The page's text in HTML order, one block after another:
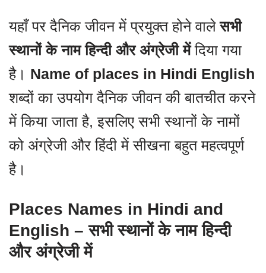
यहाँ पर दैनिक जीवन में प्रयुक्त होने वालेसभी
स्थानों के नाम हिन्दी और अंग्रेजी मेंदिया गया
है। Name of places in Hindi English
शब्दों का उपयोग दैनिक जीवन की बातचीत करने
में किया जाता है, इसलिए सभी स्थानों के नामों
को अंग्रेजी और हिंदी में सीखना बहुत महत्वपूर्ण
है।
Places Names in Hindi and
English – सभी स्थानों के नाम हिन्दी
और अंग्रेजी में